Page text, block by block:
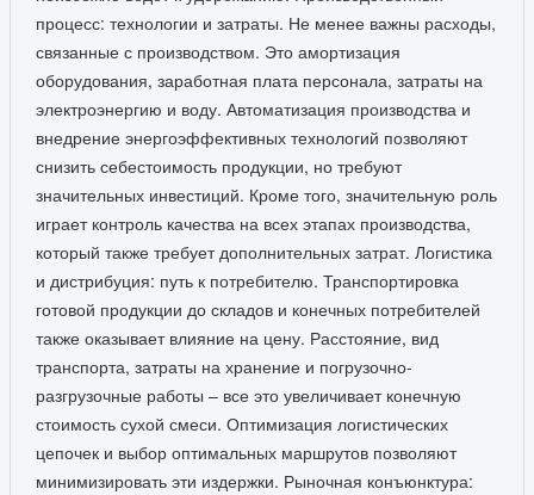
процесс: технологии и затраты. Не менее важны расходы,
связанные с производством. Это амортизация
оборудования, заработная плата персонала, затраты на
электроэнергию и воду. Автоматизация производства и
внедрение энергоэффективных технологий позволяют
снизить себестоимость продукции, но требуют
значительных инвестиций. Кроме того, значительную роль
играет контроль качества на всех этапах производства,
который также требует дополнительных затрат. Логистика
и дистрибуция: путь к потребителю. Транспортировка
готовой продукции до складов и конечных потребителей
также оказывает влияние на цену. Расстояние, вид
транспорта, затраты на хранение и погрузочно-
разгрузочные работы – все это увеличивает конечную
стоимость сухой смеси. Оптимизация логистических
цепочек и выбор оптимальных маршрутов позволяют
минимизировать эти издержки. Рыночная конъюнктура: